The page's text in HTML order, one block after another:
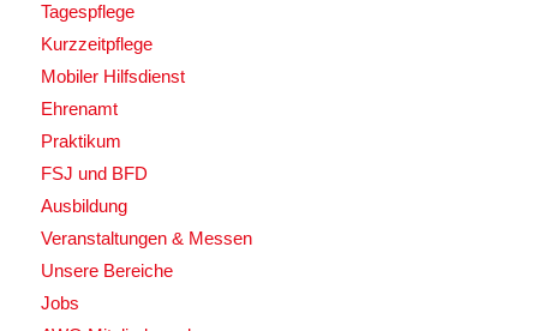
Tagespflege
Kurzzeitpflege
Mobiler Hilfsdienst
Ehrenamt
Praktikum
FSJ und BFD
Ausbildung
Veranstaltungen & Messen
Unsere Bereiche
Jobs